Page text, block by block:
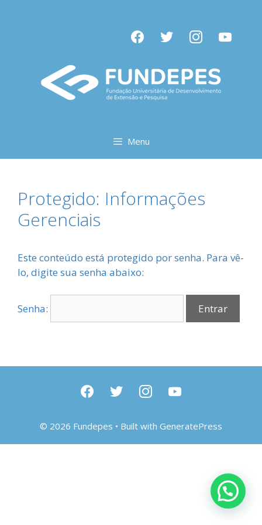
facebooktwitter instagramyoutube
Menu
Protegido: Informações
Gerenciais
Este conteúdo está protegido por senha. Para vê-
lo, digite sua senha abaixo:
Senha:
facebooktwitter instagramyoutube
© 2026 Fundepes • Built with GeneratePress